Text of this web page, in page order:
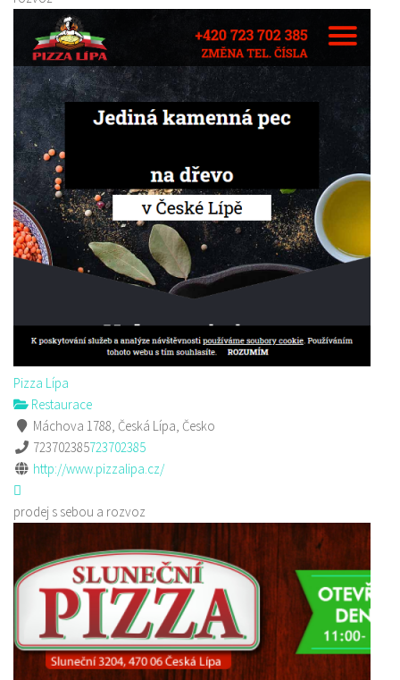
Pizza Lípa
Restaurace
Máchova 1788, Česká Lípa, Česko
723702385723702385
http://www.pizzalipa.cz/
prodej s sebou a rozvoz